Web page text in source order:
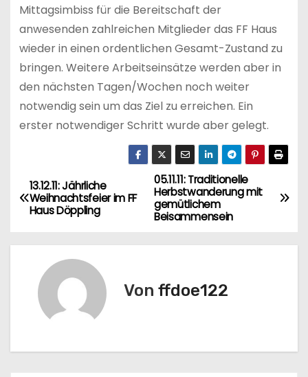
Mittagsimbiss für die Bereitschaft der
anwesenden zahlreichen Mitglieder das FF Haus
wieder in einen ordentlichen Gesamt-Zustand zu
bringen. Weitere Arbeitseinsätze werden aber in
den nächsten Tagen/Wochen noch weiter
notwendig sein um das Ziel zu erreichen. Ein
erster notwendiger Schritt wurde aber gelegt.
B
e
i
g
05.11.11: Traditionelle
Herbstwanderung mit
gemütlichem
Beisammensein
13.12.11: Jährliche
Weihnachtsfeier im FF
Haus Döppling
Von ffdoe122